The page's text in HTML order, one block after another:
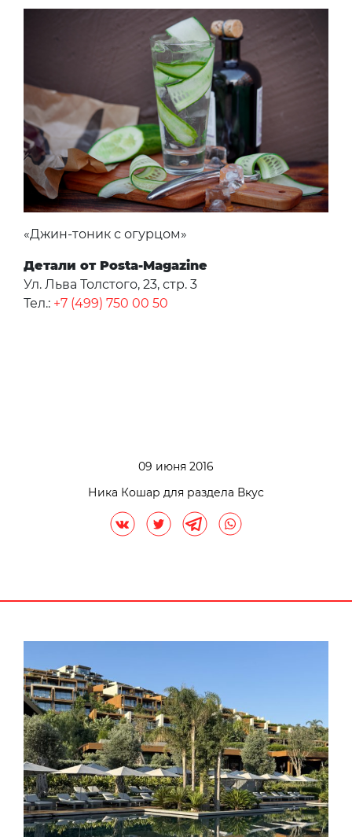
«Джин-тоник с огурцом»
Детали от Posta-Magazine
Ул. Льва Толстого, 23, стр. 3
Тел.: +7 (499) 750 00 50
09 июня 2016
Ника Кошар для раздела Вкус